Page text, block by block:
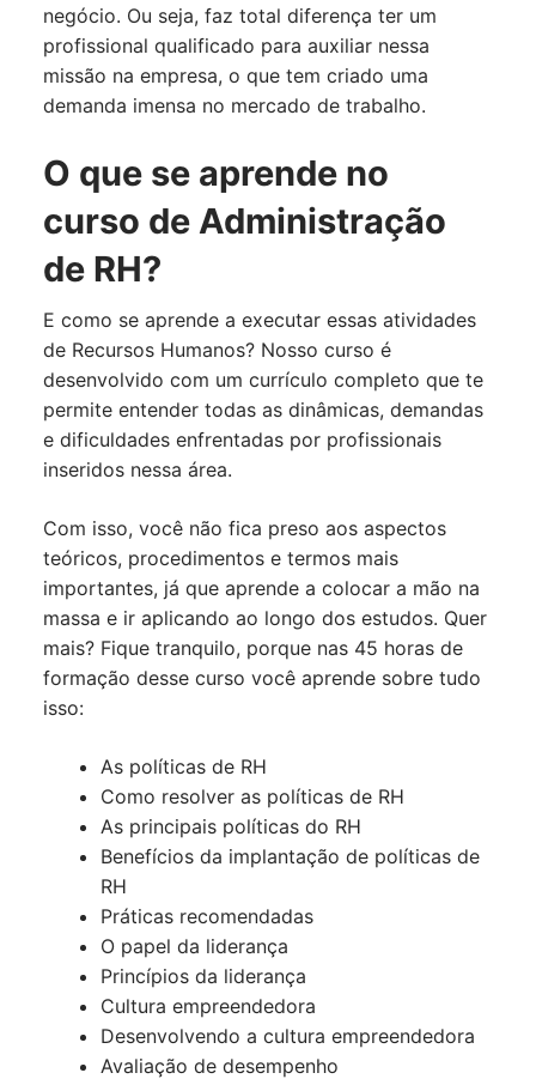
negócio. Ou seja, faz total diferença ter um
profissional qualificado para auxiliar nessa
missão na empresa, o que tem criado uma
demanda imensa no mercado de trabalho.
O que se aprende no
curso de Administração
de RH?
E como se aprende a executar essas atividades
de Recursos Humanos? Nosso curso é
desenvolvido com um currículo completo que te
permite entender todas as dinâmicas, demandas
e dificuldades enfrentadas por profissionais
inseridos nessa área.
Com isso, você não fica preso aos aspectos
teóricos, procedimentos e termos mais
importantes, já que aprende a colocar a mão na
massa e ir aplicando ao longo dos estudos. Quer
mais? Fique tranquilo, porque nas 45 horas de
formação desse curso você aprende sobre tudo
isso:
As políticas de RH
Como resolver as políticas de RH
As principais políticas do RH
Benefícios da implantação de políticas de
RH
Práticas recomendadas
O papel da liderança
Princípios da liderança
Cultura empreendedora
Desenvolvendo a cultura empreendedora
Avaliação de desempenho